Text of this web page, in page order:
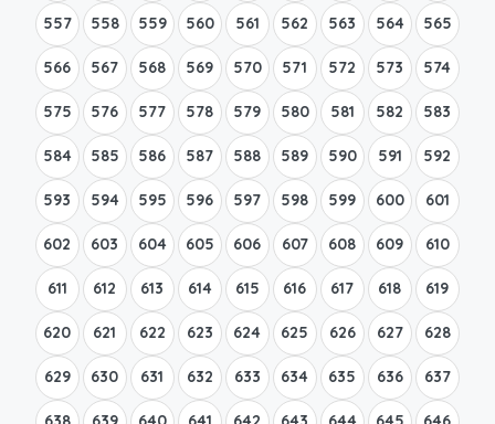
557 558 559 560 561 562 563 564 565
566 567 568 569 570 571 572 573 574
575 576 577 578 579 580 581 582 583
584 585 586 587 588 589 590 591 592
593 594 595 596 597 598 599 600 601
602 603 604 605 606 607 608 609 610
611 612 613 614 615 616 617 618 619
620 621 622 623 624 625 626 627 628
629 630 631 632 633 634 635 636 637